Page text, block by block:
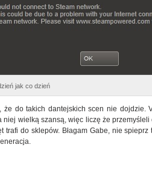
jak co dzień
do takich dantejskich scen nie dojdzie.
wielką szansą, więc liczę że
trafi do sklepów. Błagam Gabe, nie